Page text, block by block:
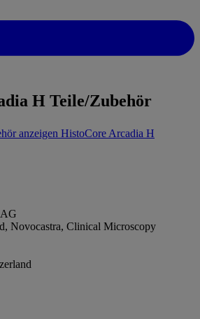
H Teile/Zubehör
anzeigen HistoCore Arcadia H
Novocastra, Clinical Microscopy